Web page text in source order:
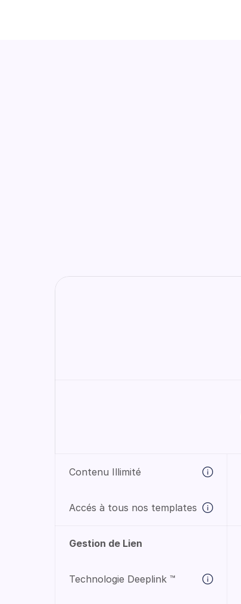
Contenu Illimité
Accés à tous nos templates
Gestion de Lien
Technologie Deeplink ™️